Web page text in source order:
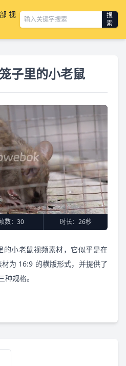
视
搜
索
子里的小老鼠
数： 30 时长： 26秒
的小老鼠视频素材，它似乎是在
为 16:9 的横版形式，并提供了
规格。